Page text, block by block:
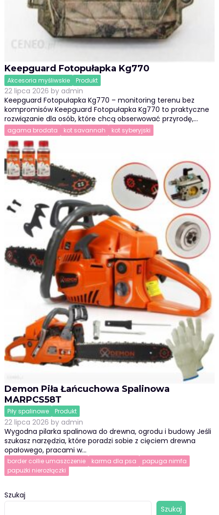
Keepguard Fotopułapka Kg770
Akcesoria myśliwskie Produkt
22 lipca 2026 by admin
Keepguard Fotopułapka Kg770 – monitoring terenu bez
kompromisów Keepguard Fotopułapka Kg770 to praktyczne
rozwiązanie dla osób, które chcą obserwować przyrodę,…
agama brodata kot savannah kot syberyjski
Demon Piła Łańcuchowa Spalinowa
MARPCS58T
Piły spalinowe Produkt
22 lipca 2026 by admin
Wygodna pilarka spalinowa do drewna, ogrodu i budowy Jeśli
szukasz narzędzia, które poradzi sobie z cięciem drewna
opałowego, pracami w…
border collie umaszczenie karma dla psa
papuga nimfa
papużki nierozłączki
Szukaj
Szukaj